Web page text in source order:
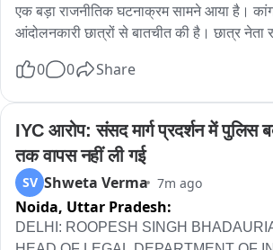
एक बड़ा राजनीतिक घटनाक्रम सामने आया है।
आंदोलनकारी छात्रों से बातचीत की है। छात्र नेता
मांग पत्र व्हाट्सएप पर भेजने को कहा और छात्र
जेपीएससी और जेएसएससी परीक्षा में कथित
छात्रों का आंदोलन लगातार जारी है। इसी बीच
छात्र नेता रविंद్ర पासवान से फोन पर करीब पांच
बातचीत के दौरान रविंद्र पासवान ने छात्रों की प्रमुख
को अवगत कराया। बातचीत के बाद राहुल गांधी ने
0 0 Share
IYC आरोप: संसद मार्ग प्रदर्शन में पुलिस
तक वापस नहीं ली गई
SV Shweta Verma 7m ago
Noida, Uttar Pradesh:
DELHI: ROOPESH SINGH